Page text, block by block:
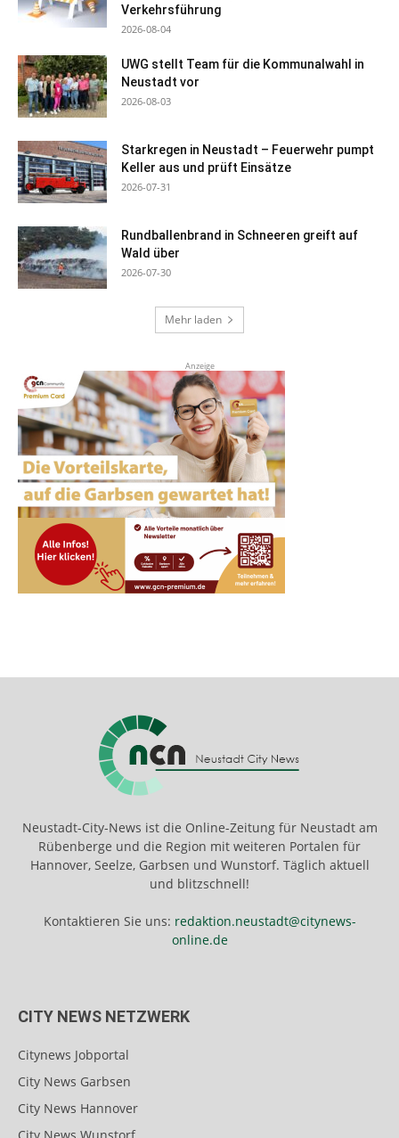
Verkehrsführung
2026-08-04
UWG stellt Team für die Kommunalwahl in
Neustadt vor
2026-08-03
Starkregen in Neustadt – Feuerwehr pumpt
Keller aus und prüft Einsätze
2026-07-31
Rundballenbrand in Schneeren greift auf
Wald über
2026-07-30
Mehr laden
Anzeige
Neustadt-City-News ist die Online-Zeitung für Neustadt am
Rübenberge und die Region mit weiteren Portalen für
Hannover, Seelze, Garbsen und Wunstorf. Täglich aktuell
und blitzschnell!
Kontaktieren Sie uns: redaktion.neustadt@citynews-
online.de
CITY NEWS NETZWERK
Citynews Jobportal
City News Garbsen
City News Hannover